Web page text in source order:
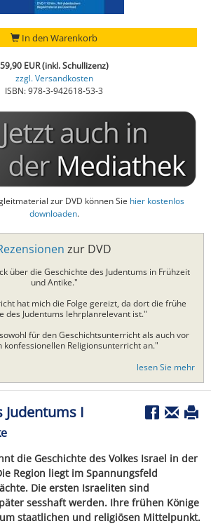
In den Warenkorb
59,90 EUR (inkl. Schullizenz)
zzgl. Versandkosten
ISBN: 978-3-942618-53-3
zur DVD können Sie hier kostenlos
downloaden.
zur DVD
über die Geschichte des Judentums in Frühzeit
und Antike."
hat mich die Folge gereizt, da dort die frühe
des Judentums lehrplanrelevant ist."
für den Geschichtsunterricht als auch vor
konfessionellen Religionsunterricht an."
lesen Sie mehr
Judentums I
die Geschichte des Volkes Israel in der
Region liegt im Spannungsfeld
Die ersten Israeliten sind
sesshaft werden. Ihre frühen Könige
staatlichen und religiösen Mittelpunkt.